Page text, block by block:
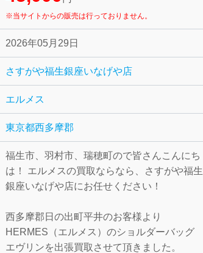
※当サイトからの販売は行っておりません。
2026年05月29日
さすがや福生銀座いなげや店
エルメス
東京都西多摩郡
福生市、羽村市、瑞穂町ので皆さんこんにち
は！ エルメスの買取ならなら、さすがや福生
銀座いなげや店にお任せください！
西多摩郡日の出町平井のお客様より
HERMES（エルメス）のショルダーバッグ
エヴリンを出張買取させて頂きました。